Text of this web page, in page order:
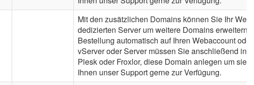
Mit den zusätzlichen Domains können Sie Ihr
dedizierten Server um weitere Domains
Bestellung automatisch auf Ihren Webaccount
vServer oder Server müssen Sie anschließend in
Plesk oder Froxlor, diese Domain anlegen um sie
Ihnen unser Support gerne zur Verfügung.